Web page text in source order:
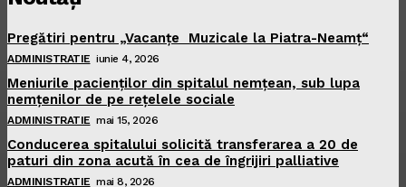
Pregătiri pentru „Vacanţe Muzicale la Piatra-Neamţ“
ADMINISTRATIE iunie 4, 2026
Meniurile pacienţilor din spitalul nemţean, sub lupa
nemţenilor de pe reţelele sociale
ADMINISTRATIE mai 15, 2026
Conducerea spitalului solicită transferarea a 20 de
paturi din zona acută în cea de îngrijiri palliative
ADMINISTRATIE mai 8, 2026